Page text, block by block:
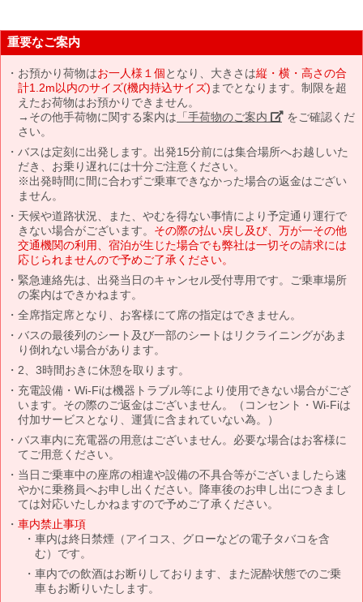
重要なご案内
お預かり荷物はお一人様１個となり、大きさは縦・横・高さの合
計1.2m以内のサイズ(機内持込サイズ) までとなります。制限を超
えたお荷物はお預かりできません。
→その他手荷物に関する案内は 「手荷物のご案内」 をご確認くだ
さい。
バスは定刻に出発します。出発15分前には集合場所へお越しいた
だき、お乗り遅れには十分ご注意ください。
※出発時間に間に合わずご乗車できなかった場合の返金はござい
ません。
天候や道路状況、また、やむを得ない事情により予定通り運行で
きない場合がございます。 その際の払い戻し及び、万が一その他
交通機関の利用、宿泊が生じた場合でも弊社は一切その請求には
応じられませんので予めご了承ください。
緊急連絡先は、出発当日のキャンセル受付専用です。ご乗車場所
の案内はできかねます。
全席指定席となり、お客様にて席の指定はできません。
バスの最後列のシート及び一部のシートはリクライニングがあま
り倒れない場合があります。
2、3時間おきに休憩を取ります。
充電設備・Wi-Fiは機器トラブル等により使用できない場合がござ
います。その際のご返金はございません。（コンセント・Wi-Fiは
付加サービスとなり、運賃に含まれていない為。）
バス車内に充電器の用意はございません。必要な場合はお客様に
てご用意ください。
当日ご乗車中の座席の相違や設備の不具合等がございましたら速
やかに乗務員へお申し出ください。降車後のお申し出につきまし
ては対応いたしかねますので予めご了承ください。
車内禁止事項
車内は終日禁煙（アイコス、グローなどの電子タバコを含
む）です。
車内での飲酒はお断りしております、また泥酔状態でのご乗
車もお断りいたします。